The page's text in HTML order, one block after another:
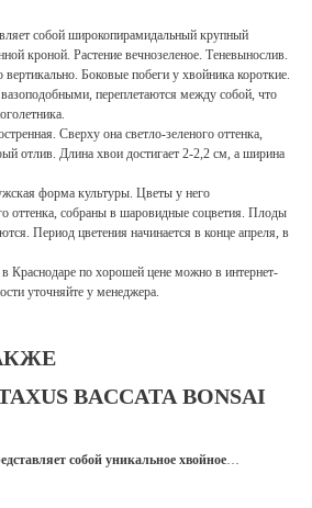
собой широкопирамидальный крупный
кроной. Растение вечнозеленое. Теневынослив.
Боковые побеги у хвойника короткие.
переплетаются между собой, что
Сверху она светло-зеленого оттенка,
отлив. Длина хвои достигает 2-2,2 см, а ширина
форма культуры. Цветы у него
оттенка, собраны в шаровидные соцветия. Плоды
Период цветения начинается в конце апреля, в
Краснодаре по хорошей цене можно в интернет-
уточняйте у менеджера.
BACCATA BONSAI
собой уникальное хвойное
оттенка: темно- и светло-зеленый. Она